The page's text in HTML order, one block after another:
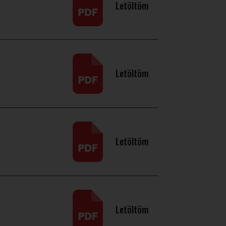
Letöltöm
Letöltöm
Letöltöm
Letöltöm